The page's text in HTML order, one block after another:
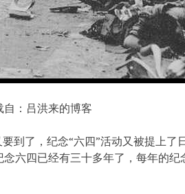
：吕洪来的博客
要到了，纪念“六四”活动又被提上
六四已经有三十多年了，每年的